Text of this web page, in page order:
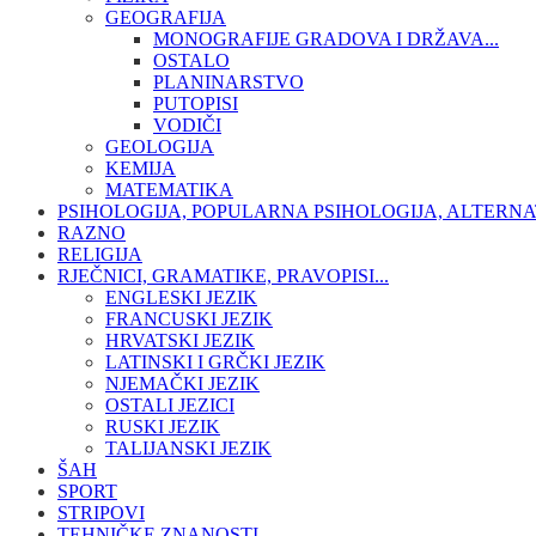
GEOGRAFIJA
MONOGRAFIJE GRADOVA I DRŽAVA...
OSTALO
PLANINARSTVO
PUTOPISI
VODIČI
GEOLOGIJA
KEMIJA
MATEMATIKA
PSIHOLOGIJA, POPULARNA PSIHOLOGIJA,
RAZNO
RELIGIJA
RJEČNICI, GRAMATIKE, PRAVOPISI...
ENGLESKI JEZIK
FRANCUSKI JEZIK
HRVATSKI JEZIK
LATINSKI I GRČKI JEZIK
NJEMAČKI JEZIK
OSTALI JEZICI
RUSKI JEZIK
TALIJANSKI JEZIK
ŠAH
SPORT
STRIPOVI